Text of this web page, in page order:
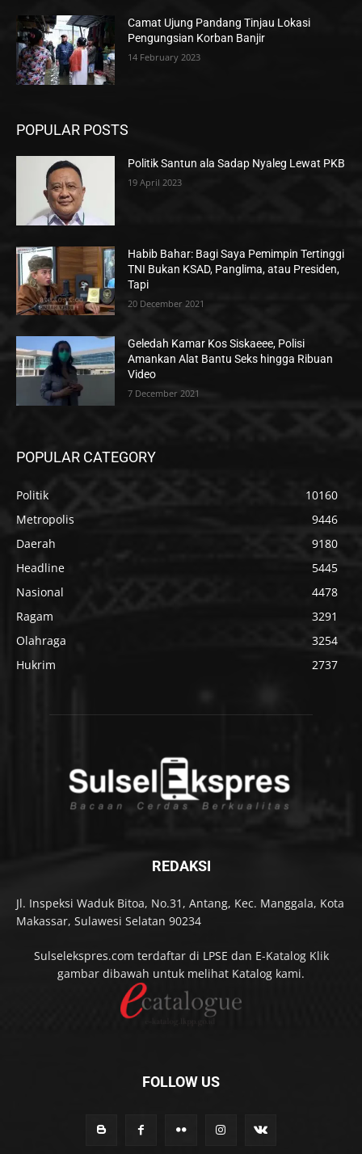
Camat Ujung Pandang Tinjau Lokasi
Pengungsian Korban Banjir
14 February 2023
POPULAR POSTS
Politik Santun ala Sadap Nyaleg Lewat PKB
19 April 2023
Habib Bahar: Bagi Saya Pemimpin Tertinggi
TNI Bukan KSAD, Panglima, atau Presiden,
Tapi
20 December 2021
Geledah Kamar Kos Siskaeee, Polisi
Amankan Alat Bantu Seks hingga Ribuan
Video
7 December 2021
POPULAR CATEGORY
Politik
10160
Metropolis
9446
Daerah
9180
Headline
5445
Nasional
4478
Ragam
3291
Olahraga
3254
Hukrim
2737
REDAKSI
Jl. Inspeksi Waduk Bitoa, No.31, Antang, Kec. Manggala, Kota
Makassar, Sulawesi Selatan 90234
Sulselekspres.com terdaftar di LPSE dan E-Katalog Klik
gambar dibawah untuk melihat Katalog kami.
FOLLOW US